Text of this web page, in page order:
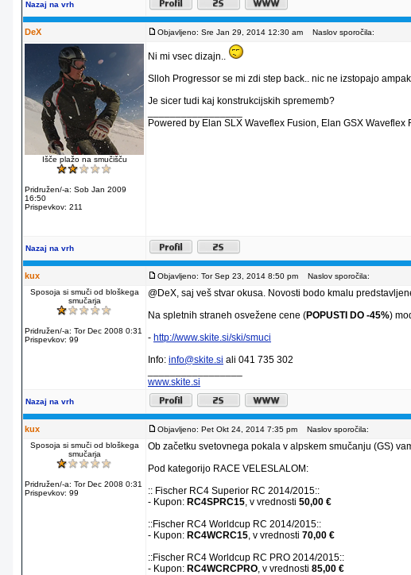
Nazaj na vrh
DeX Objavljeno: Sre Jan 29, 2014 12:30 am Naslov sporočila:
Išče plažo na smučišču
Pridružen/-a: Sob Jan 2009
16:50
Prispevkov: 211
Ni mi vsec dizajn..
Slloh Progressor se mi zdi step back.. nic ne izstopajo
Je sicer tudi kaj konstrukcijskih sprememb?
Powered by Elan SLX Waveflex Fusion, Elan GSX
Nazaj na vrh
kux Objavljeno: Tor Sep 23, 2014 8:50 pm
Naslov sporočila:
Sposoja si smuči od bloškega
smučarja
Pridružen/-a: Tor Dec 2008 0:31
Prispevkov: 99
@DeX, saj veš stvar okusa. Novosti bodo kmalu
Na spletnih straneh osvežene cene (POPUSTI DO -45%)
- http://www.skite.si/ski/smuci
Info: info@skite.si ali 041 735 302
www.skite.si
Nazaj na vrh
kux Objavljeno: Pet Okt 24, 2014 7:35 pm
Naslov sporočila:
Sposoja si smuči od bloškega
smučarja
Pridružen/-a: Tor Dec 2008 0:31
Prispevkov: 99
Ob začetku svetovnega pokala v alpskem smučanju (GS)
Pod kategorijo RACE VELESLALOM:
:: Fischer RC4 Superior RC 2014/2015::
- Kupon: RC4SPRC15, v vrednosti 50,00 €
::Fischer RC4 Worldcup RC 2014/2015::
- Kupon: RC4WCRC15, v vrednosti 70,00 €
::Fischer RC4 Worldcup RC PRO 2014/2015::
- Kupon: RC4WCRCPRO, v vrednosti 85,00 €